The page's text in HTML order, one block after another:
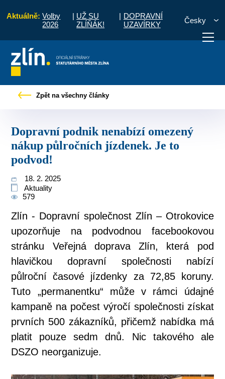
Aktuálně: Volby
2026
| UŽ SU
ZLÍŇÁK!
| DOPRAVNÍ
UZAVÍRKY
Česky
vyřídit Potřebuji zaplatit
Zpět na všechny články
Dopravní podnik nenabízí omezený
nákup půlročních jízdenek. Je to
podvod!
18. 2. 2025
Aktuality
579
Zlín - Dopravní společnost Zlín – Otrokovice
upozorňuje na podvodnou facebookovou
stránku Veřejná doprava Zlín, která pod
hlavičkou dopravní společnosti nabízí
půlroční časové jízdenky za 72,85 koruny.
Tuto „permanentku“ může v rámci údajné
kampaně na počest výročí společnosti získat
prvních 500 zákazníků, přičemž nabídka má
platit pouze sedm dnů. Nic takového ale
DSZO neorganizuje.